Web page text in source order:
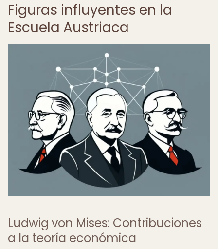
Figuras influyentes en la
Escuela Austriaca
Ludwig von Mises: Contribuciones
a la teoría económica